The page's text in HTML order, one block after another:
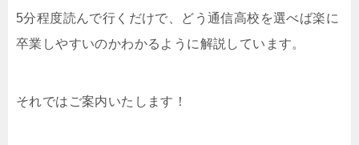
5分程度読んで行くだけで、どう通信高校を選べば楽に
卒業しやすいのかわかるように解説しています。
それではご案内いたします！